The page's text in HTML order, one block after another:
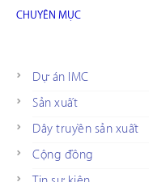
CHUYÊN MỤC
Dự án IMC
Sản xuất
Dây truyền sản xuất
Cộng đồng